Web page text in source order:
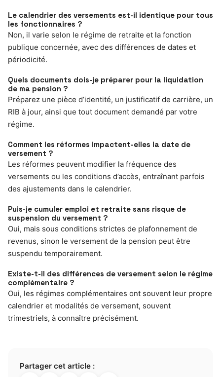
Le calendrier des versements est-il identique pour tous
les fonctionnaires ?
Non, il varie selon le régime de retraite et la fonction
publique concernée, avec des différences de dates et
périodicité.
Quels documents dois-je préparer pour la liquidation
de ma pension ?
Préparez une pièce d’identité, un justificatif de carrière, un
RIB à jour, ainsi que tout document demandé par votre
régime.
Comment les réformes impactent-elles la date de
versement ?
Les réformes peuvent modifier la fréquence des
versements ou les conditions d’accès, entraînant parfois
des ajustements dans le calendrier.
Puis-je cumuler emploi et retraite sans risque de
suspension du versement ?
Oui, mais sous conditions strictes de plafonnement de
revenus, sinon le versement de la pension peut être
suspendu temporairement.
Existe-t-il des différences de versement selon le régime
complémentaire ?
Oui, les régimes complémentaires ont souvent leur propre
calendrier et modalités de versement, souvent
trimestriels, à connaître précisément.
Partager cet article :